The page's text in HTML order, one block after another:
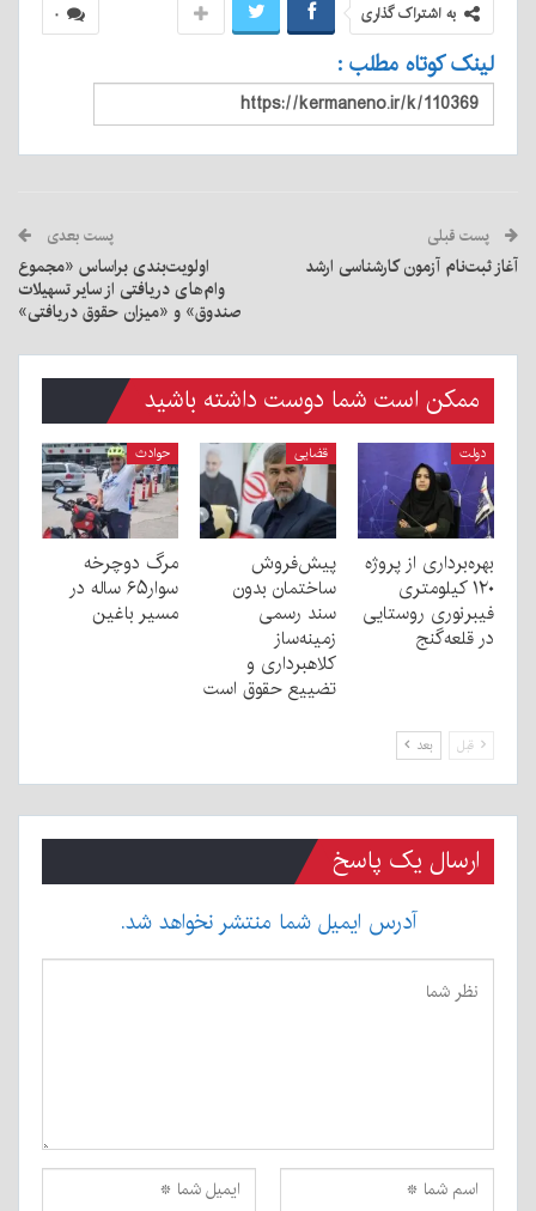
۰ به اشتراک گذاری
لینک کوتاه مطلب :
پست قبلی
آغاز ثبت‌نام آزمون کارشناسی ارشد
پست بعدی
اولویت‌بندی براساس «مجموع
وام‌های دریافتی از سایر تسهیلات
صندوق» و «میزان حقوق دریافتی»
ممکن است شما دوست داشته باشید
دولت
بهره‌برداری از پروژه
۱۲۰ کیلومتری
فیبرنوری روستایی
در قلعه‌گنج
قضایی
پیش‌فروش
ساختمان بدون
سند رسمی
زمینه‌ساز
کلاهبرداری و
تضییع حقوق است
حوادث
مرگ دوچرخه
سوار۶۵ ساله در
مسیر باغین
قبل بعد
ارسال یک پاسخ
آدرس ایمیل شما منتشر نخواهد شد.